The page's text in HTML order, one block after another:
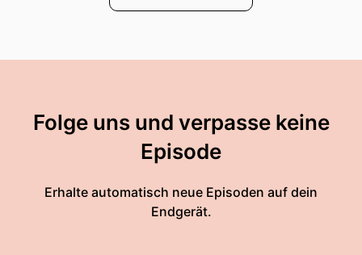
Folge uns und verpasse keine
Episode
Erhalte automatisch neue Episoden auf dein
Endgerät.